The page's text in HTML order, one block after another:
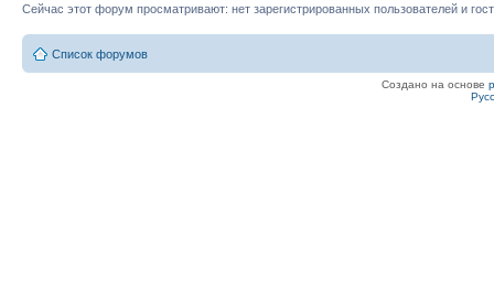
Сейчас этот форум просматривают: нет зарегистрированных пользователей и
Список форумов
Создано на основе